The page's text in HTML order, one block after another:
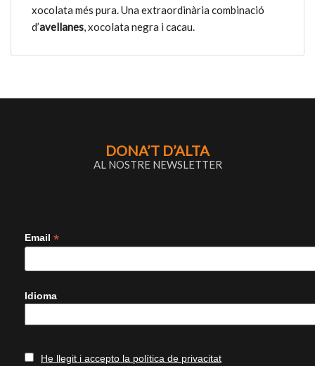
xocolata més pura. Una extraordinària combinació
d’avellanes, xocolata negra i cacau.
DONA’T D’ALTA
AL NOSTRE NEWSLETTER
Email *
Idioma
He llegit i accepto la política de privacitat